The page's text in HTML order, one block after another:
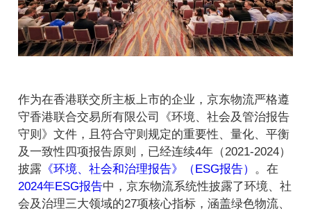
作为在香港联交所主板上市的企业，京东物流严格遵
守香港联合交易所有限公司《环境、社会及管治报告
守则》文件，且符合守则规定的重要性、量化、平衡
及一致性四项报告原则，已经连续4年（2021-2024）
披露 《环境、社会和治理报告》（ESG报告） 。在
2024年ESG报告中，京东物流系统性披露了环境、社
会及治理三大领域的27项核心指标，涵盖绿色物流、